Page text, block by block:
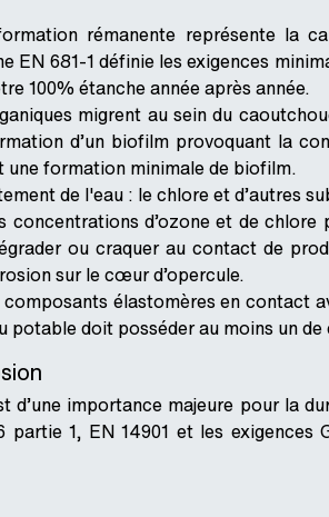
rémanente représente la
EN 681-1 définie les exigences
100% étanche année après année.
migrent au sein du
d’un biofilm provoquant la
formation minimale de biofilm.
de l'eau : le chlore et d’autres
d’ozone et de chlore
ou craquer au contact de
sur le cœur d’opercule.
élastomères en contact
doit posséder au moins un
importance majeure pour la
1, EN 14901 et les